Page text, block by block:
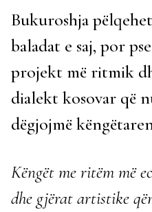
Bukuroshja
baladat e saj, por
projekt më ritmik
dialekt kosovar që
dëgjojmë
Këngët me ritëm më
dhe gjërat artistike